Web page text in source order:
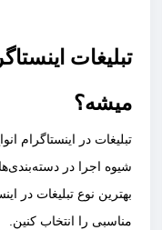
تبلیغات
میشه؟
تبلیغات در اینستاگرام
شیوه اجرا در
بهترین نوع تبلیغات در
مناسبی را انتخاب کنین.